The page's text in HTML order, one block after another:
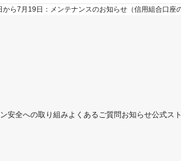
ら7月19日：メンテナンスのお知らせ（信用組合口座
安全への取り組みよくあるご質問お知らせ公式ス